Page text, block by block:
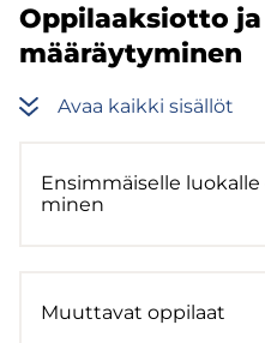
Op­pi­laak­siot­to
mää­räy­ty­mi­nen
Avaa kaik­ki si­säl­löt
En­sim­mäi­sel­le
mi­nen
Muut­ta­vat op­pi­laat